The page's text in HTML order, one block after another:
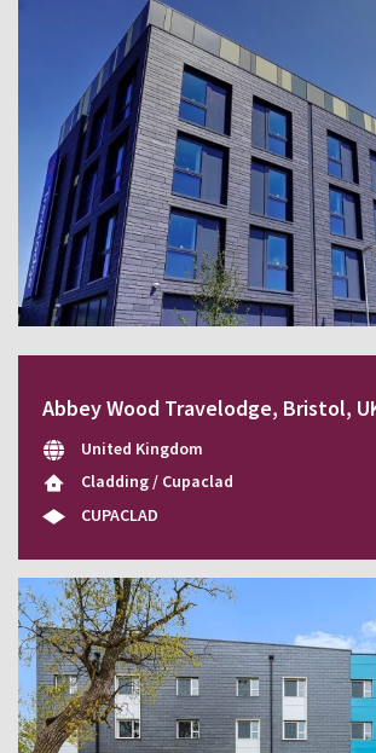
Abbey Wood Travelodge, Bristol,
United Kingdom
Cladding / Cupaclad
CUPACLAD